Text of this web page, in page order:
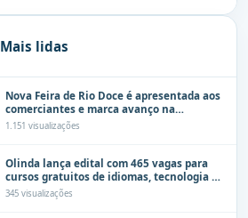
Mais lidas
Nova Feira de Rio Doce é apresentada aos
comerciantes e marca avanço na
modernização dos espaços públicos de
1.151 visualizações
Olinda lança edital com 465 vagas para
cursos gratuitos de idiomas, tecnologia e
comunicação
345 visualizações